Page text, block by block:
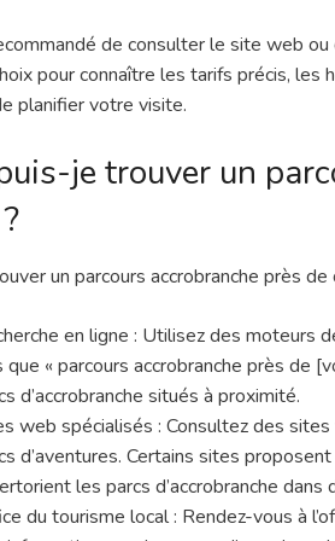
de consulter le site web
pour connaître les tarifs précis, les
planifier votre visite.
je trouver un
un parcours accrobranche près
en ligne : Utilisez des moteurs
que « parcours accrobranche près de
d’accrobranche situés à proximité.
web spécialisés : Consultez des
d’aventures. Certains sites
les parcs d’accrobranche dans
du tourisme local : Rendez-vous à